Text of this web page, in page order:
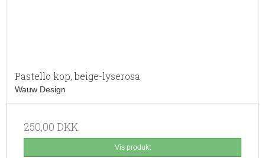
Pastello kop, beige-lyserosa
Wauw Design
250,00 DKK
Vis produkt